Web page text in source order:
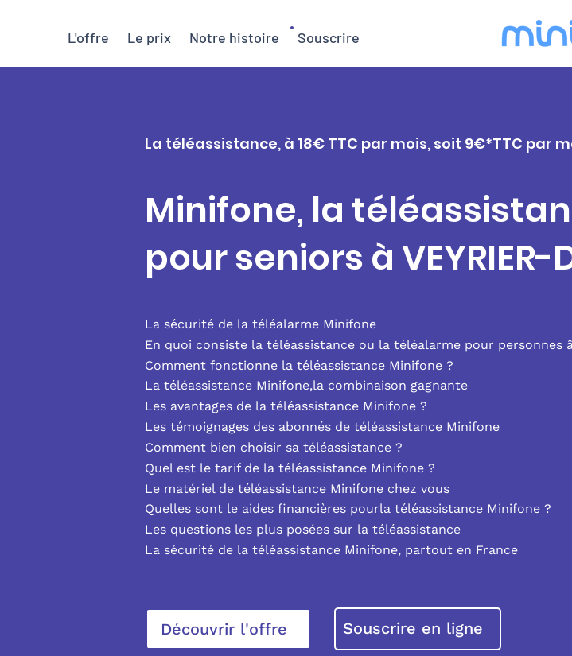
L'offre Le prix Notre histoire Souscrire
La téléassistance, à 18€ TTC par mois, soit 9€*TTC par
Minifone, la
pour seniors à VEYRIER-
La sécurité de la téléalarme Minifone
En quoi consiste la téléassistance ou la téléalarme pour personnes
Comment fonctionne la téléassistance Minifone ?
La téléassistance Minifone,la combinaison gagnante
Les avantages de la téléassistance Minifone ?
Les témoignages des abonnés de téléassistance Minifone
Comment bien choisir sa téléassistance ?
Quel est le tarif de la téléassistance Minifone ?
Le matériel de téléassistance Minifone chez vous
Quelles sont le aides financières pourla téléassistance Minifone ?
Les questions les plus posées sur la téléassistance
La sécurité de la téléassistance Minifone, partout en France
Découvrir l'offre Souscrire en ligne